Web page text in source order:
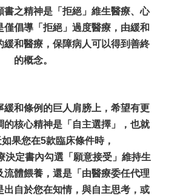
書之精神是 「拒絕」 維生醫療、心
僅倡導「拒絕」過度醫療，由緩和
緩和醫療，保障病人可以得到善終
的概念。
緩和條例的巨人肩膀上，希望有更
的核心精神是 「自主選擇」
，也就
果您在5款臨床條件時，
決定書內勾選「願意接受」維持生
體餵養，還是「 由醫療委任代理
出自於您在知情，與自主思考，或